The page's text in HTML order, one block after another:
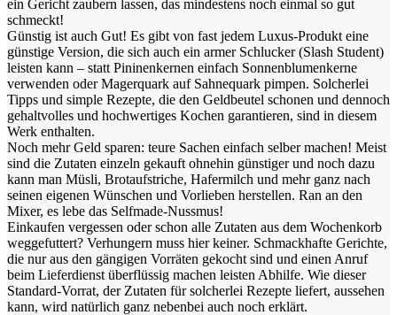
ein Gericht zaubern lassen, das mindestens noch einmal so gut
schmeckt!
Günstig ist auch Gut! Es gibt von fast jedem Luxus-Produkt eine
günstige Version, die sich auch ein armer Schlucker (Slash Student)
leisten kann – statt Pininenkernen einfach Sonnenblumenkerne
verwenden oder Magerquark auf Sahnequark pimpen. Solcherlei
Tipps und simple Rezepte, die den Geldbeutel schonen und dennoch
gehaltvolles und hochwertiges Kochen garantieren, sind in diesem
Werk enthalten.
Noch mehr Geld sparen: teure Sachen einfach selber machen! Meist
sind die Zutaten einzeln gekauft ohnehin günstiger und noch dazu
kann man Müsli, Brotaufstriche, Hafermilch und mehr ganz nach
seinen eigenen Wünschen und Vorlieben herstellen. Ran an den
Mixer, es lebe das Selfmade-Nussmus!
Einkaufen vergessen oder schon alle Zutaten aus dem Wochenkorb
weggefuttert? Verhungern muss hier keiner. Schmackhafte Gerichte,
die nur aus den gängigen Vorräten gekocht sind und einen Anruf
beim Lieferdienst überflüssig machen leisten Abhilfe. Wie dieser
Standard-Vorrat, der Zutaten für solcherlei Rezepte liefert, aussehen
kann, wird natürlich ganz nebenbei auch noch erklärt.